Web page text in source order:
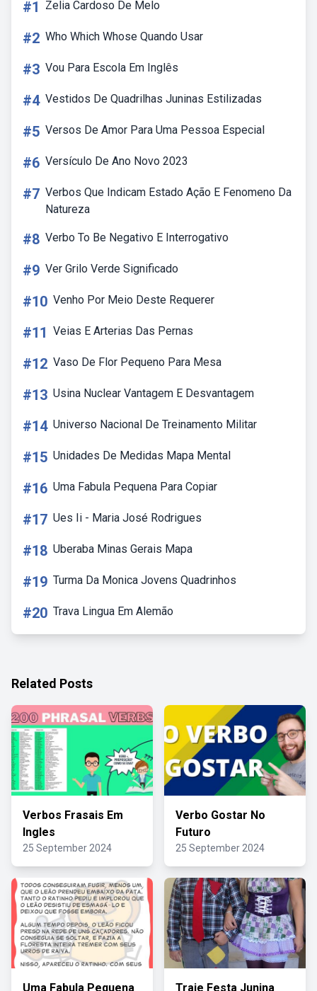
#1 Zelia Cardoso De Melo
#2 Who Which Whose Quando Usar
#3 Vou Para Escola Em Inglês
#4 Vestidos De Quadrilhas Juninas Estilizadas
#5 Versos De Amor Para Uma Pessoa Especial
#6 Versículo De Ano Novo 2023
#7 Verbos Que Indicam Estado Ação E Fenomeno Da
Natureza
#8 Verbo To Be Negativo E Interrogativo
#9 Ver Grilo Verde Significado
#10 Venho Por Meio Deste Requerer
#11 Veias E Arterias Das Pernas
#12 Vaso De Flor Pequeno Para Mesa
#13 Usina Nuclear Vantagem E Desvantagem
#14 Universo Nacional De Treinamento Militar
#15 Unidades De Medidas Mapa Mental
#16 Uma Fabula Pequena Para Copiar
#17 Ues Ii - Maria José Rodrigues
#18 Uberaba Minas Gerais Mapa
#19 Turma Da Monica Jovens Quadrinhos
#20 Trava Lingua Em Alemão
Related Posts
Verbos Frasais Em
Ingles
25 September 2024
Verbo Gostar No
Futuro
25 September 2024
Uma Fabula Pequena Traje Festa Junina